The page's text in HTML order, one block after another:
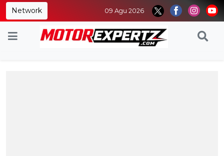
Network 09 Agu 2026